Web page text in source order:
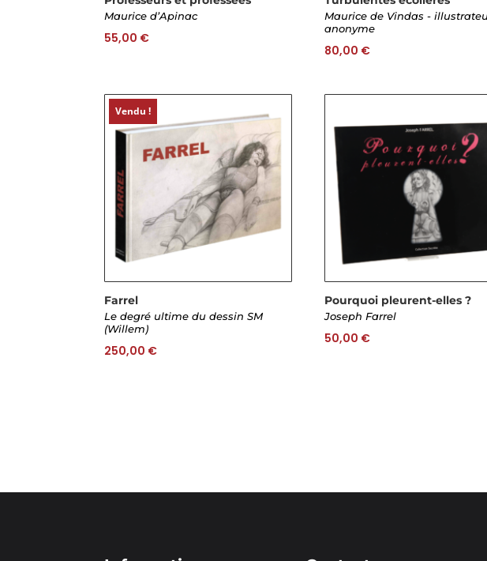
Maurice d’Apinac
55,00 €
Maurice de Vindas -
anonyme
80,00 €
Farrel
Le degré ultime du dessin SM
(Willem)
250,00 €
Pourquoi pleurent-elles ?
Joseph Farrel
50,00 €